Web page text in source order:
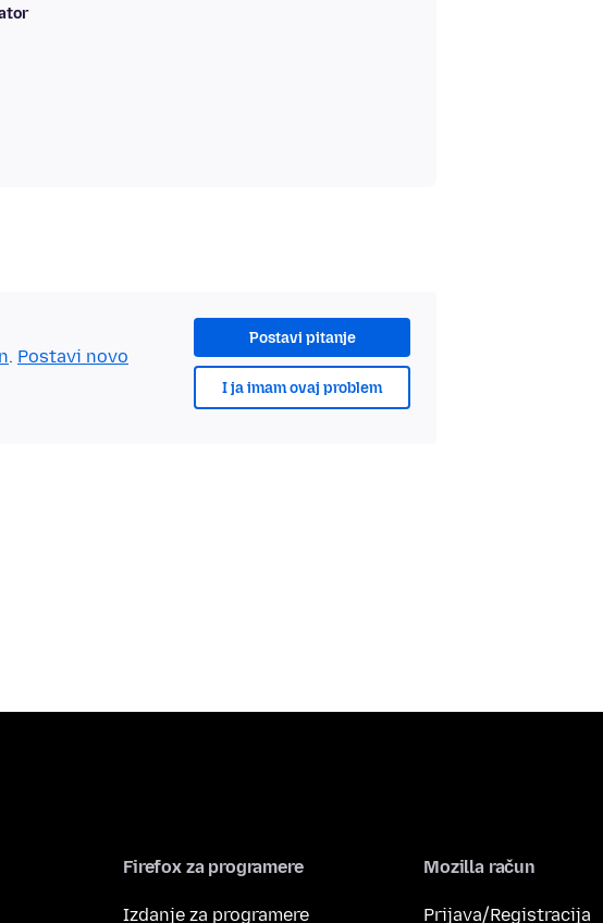
Postavi pitanje
I ja imam ovaj problem
. Postavi novo
Firefox za programere
Izdanje za programere
Mozilla račun
Prijava/Registracija